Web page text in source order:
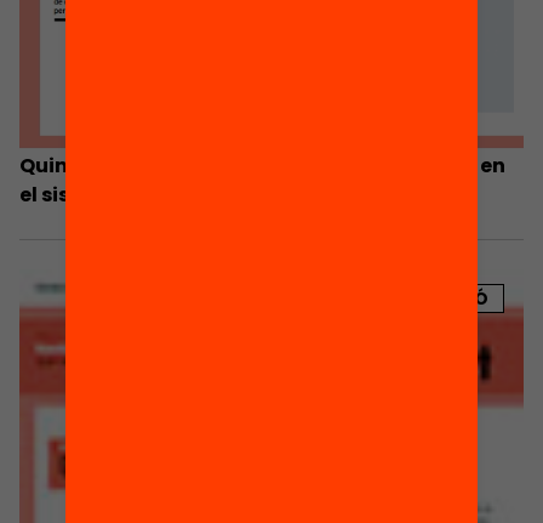
Quin full de ruta volen les famílies per incidir en
el sistema educatiu?
PUBLICACIÓ